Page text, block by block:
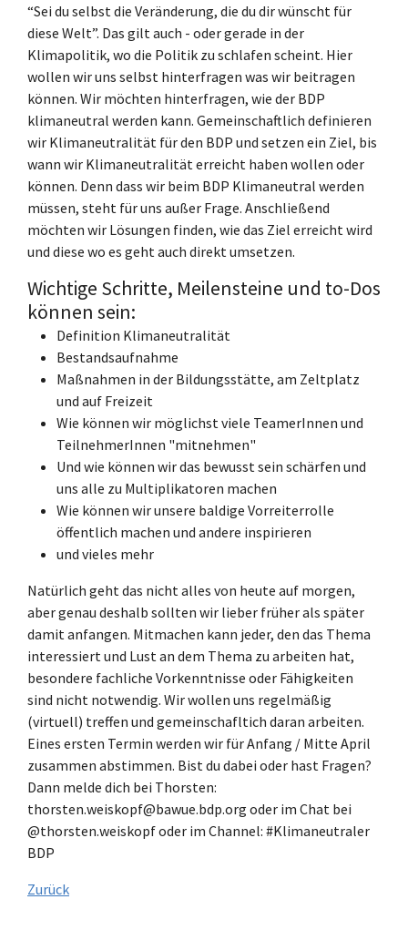
“Sei du selbst die Veränderung, die du dir wünscht für
diese Welt”. Das gilt auch - oder gerade in der
Klimapolitik, wo die Politik zu schlafen scheint. Hier
wollen wir uns selbst hinterfragen was wir beitragen
können. Wir möchten hinterfragen, wie der BDP
klimaneutral werden kann. Gemeinschaftlich definieren
wir Klimaneutralität für den BDP und setzen ein Ziel, bis
wann wir Klimaneutralität erreicht haben wollen oder
können. Denn dass wir beim BDP Klimaneutral werden
müssen, steht für uns außer Frage. Anschließend
möchten wir Lösungen finden, wie das Ziel erreicht wird
und diese wo es geht auch direkt umsetzen.
Wichtige Schritte, Meilensteine und to-Dos
können sein:
Definition Klimaneutralität
Bestandsaufnahme
Maßnahmen in der Bildungsstätte, am Zeltplatz
und auf Freizeit
Wie können wir möglichst viele TeamerInnen und
TeilnehmerInnen "mitnehmen"
Und wie können wir das bewusst sein schärfen und
uns alle zu Multiplikatoren machen
Wie können wir unsere baldige Vorreiterrolle
öffentlich machen und andere inspirieren
und vieles mehr
Natürlich geht das nicht alles von heute auf morgen,
aber genau deshalb sollten wir lieber früher als später
damit anfangen. Mitmachen kann jeder, den das Thema
interessiert und Lust an dem Thema zu arbeiten hat,
besondere fachliche Vorkenntnisse oder Fähigkeiten
sind nicht notwendig. Wir wollen uns regelmäßig
(virtuell) treffen und gemeinschafltich daran arbeiten.
Eines ersten Termin werden wir für Anfang / Mitte April
zusammen abstimmen. Bist du dabei oder hast Fragen?
Dann melde dich bei Thorsten:
thorsten.weiskopf@bawue.bdp.org oder im Chat bei
@thorsten.weiskopf oder im Channel: #Klimaneutraler
BDP
Zurück